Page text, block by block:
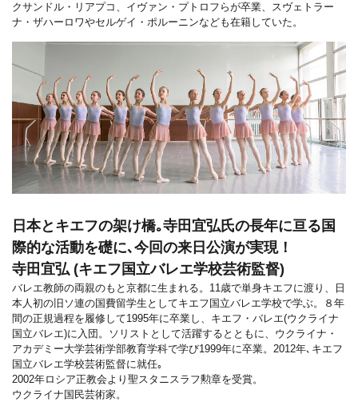
クサンドル・リアプコ、イヴァン・プトロフらが卒業、スヴェトラー
ナ・ザハーロワやセルゲイ・ポルーニンなども在籍していた。
日本とキエフの架け橋｡寺田宜弘氏の長年に亘る国
際的な活動を礎に､今回の来日公演が実現！
寺田宜弘 (キエフ国立バレエ学校芸術監督)
バレエ教師の両親のもと京都に生まれる。11歳で単身キエフに渡り、日
本人初の旧ソ連の国費留学生としてキエフ国立バレエ学校で学ぶ。８年
間の正規過程を履修して1995年に卒業し、キエフ・バレエ(ウクライナ
国立バレエ)に入団。ソリストとして活躍するとともに、ウクライナ・
アカデミー大学芸術学部教育学科で学び1999年に卒業。2012年､キエフ
国立バレエ学校芸術監督に就任｡
2002年ロシア正教会より聖スタニスラフ勲章を受賞。
ウクライナ国民芸術家。